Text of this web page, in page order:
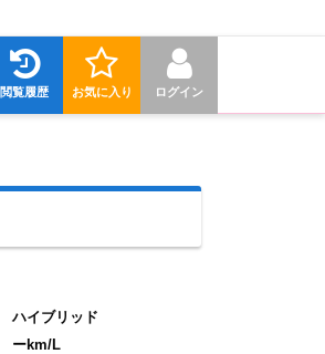
ログイン
お気に入り
閲覧履歴
ハイブリッド
ーkm/L